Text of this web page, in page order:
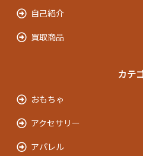
自己紹介
買取商品
カテ
おもちゃ
アクセサリー
アパレル